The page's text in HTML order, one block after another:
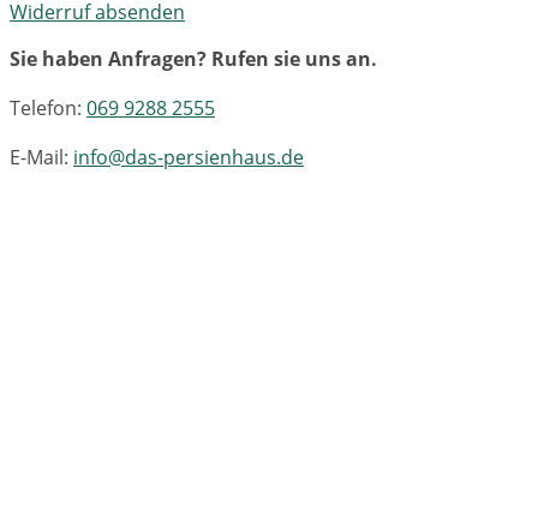
Widerruf absenden
Sie haben Anfragen? Rufen sie uns an.
Telefon: 069 9288 2555
E-Mail: info@das-persienhaus.de